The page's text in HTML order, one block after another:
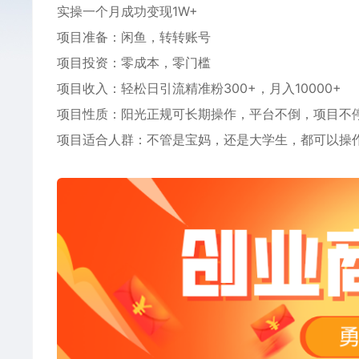
实操一个月成功变现1W+
项目准备：闲鱼，转转账号
项目投资：零成本，零门槛
项目收入：轻松日引流精准粉300+，月入10000+
项目性质：阳光正规可长期操作，平台不倒，项目不
项目适合人群：不管是宝妈，还是大学生，都可以操